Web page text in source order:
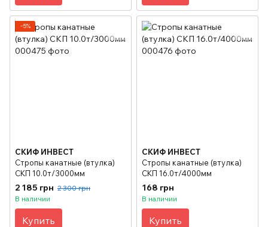
−5%
СКИФ ИНВЕСТ
Стропы канатные (втулка)
СКП 10.0т/3000мм
2 185 грн 2 300 грн
В наличии
Купить
СКИФ ИНВЕСТ
Стропы канатные (втулка)
СКП 16.0т/4000мм
168 грн
В наличии
Купить